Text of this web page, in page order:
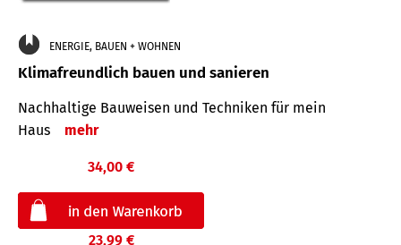
ENERGIE, BAUEN + WOHNEN
Klimafreundlich bauen und sanieren
Nachhaltige Bauweisen und Techniken für mein
Haus
mehr
34,00 €
23,99 €